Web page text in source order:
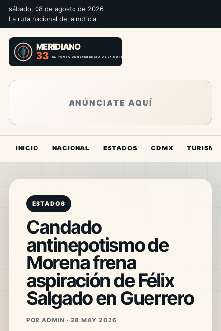
sábado, 08 de agosto de 2026
La ruta nacional de la noticia
ANÚNCIATE AQUÍ
INICIO NACIONAL ESTADOS CDMX TURISMO
ESTADOS
Candado
antinepotismo de
Morena frena
aspiración de Félix
Salgado en Guerrero
POR ADMIN · 28 MAY 2026